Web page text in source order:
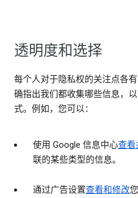
透明度和选择
每个人对于隐私权的关注点各
确指出我们都收集哪些信息，
式。例如，您可以：
使用 Google 信息中心查看
联的某些类型的信息。
通过广告设置查看和修改